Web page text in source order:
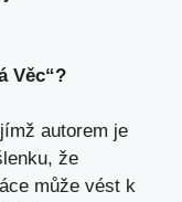
Věc“?
autorem je
, že
může vést k